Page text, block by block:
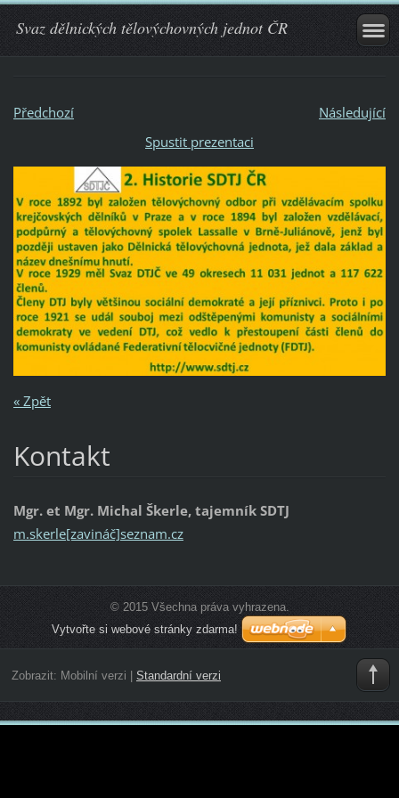
Svaz dělnických tělovýchovných jednot ČR
Předchozí
Následující
Spustit prezentaci
« Zpět
Kontakt
Mgr. et Mgr. Michal Škerle, tajemník SDTJ
m.skerle[zavináč]seznam.cz
© 2015 Všechna práva vyhrazena.
Vytvořte si webové stránky zdarma!
Zobrazit: Mobilní verzi Standardní verzi